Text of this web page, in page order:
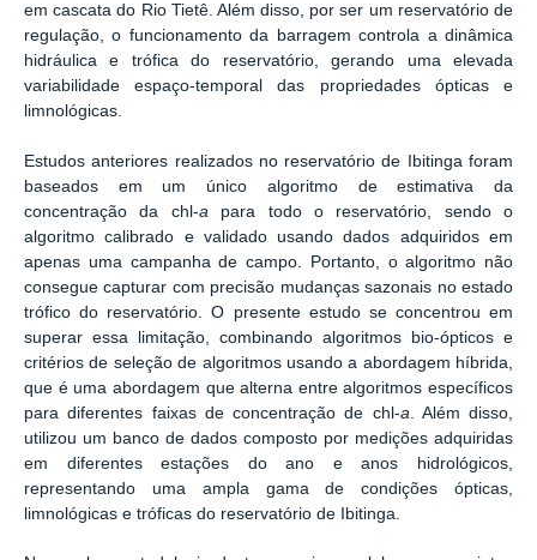
em cascata do Rio Tietê. Além disso, por ser um reservatório de
regulação, o funcionamento da barragem controla a dinâmica
hidráulica e trófica do reservatório, gerando uma elevada
variabilidade espaço-temporal das propriedades ópticas e
limnológicas.
Estudos anteriores realizados no reservatório de Ibitinga foram
baseados em um único algoritmo de estimativa da
concentração da chl-a para todo o reservatório, sendo o
algoritmo calibrado e validado usando dados adquiridos em
apenas uma campanha de campo. Portanto, o algoritmo não
consegue capturar com precisão mudanças sazonais no estado
trófico do reservatório. O presente estudo se concentrou em
superar essa limitação, combinando algoritmos bio-ópticos e
critérios de seleção de algoritmos usando a abordagem híbrida,
que é uma abordagem que alterna entre algoritmos específicos
para diferentes faixas de concentração de chl-a . Além disso,
utilizou um banco de dados composto por medições adquiridas
em diferentes estações do ano e anos hidrológicos,
representando uma ampla gama de condições ópticas,
limnológicas e tróficas do reservatório de Ibitinga.